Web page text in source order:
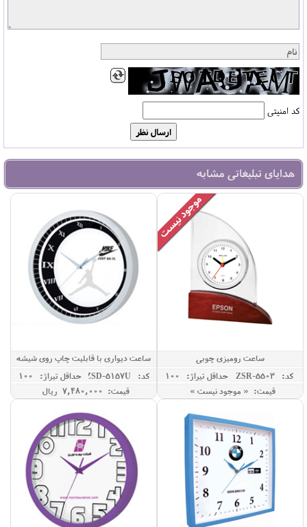
کد امنیتی
هدایای تبلیغاتی مشابه
ساعت رومیزی چوبی
کد: ZSR-5503
حداقل تيراژ: 100
قیمت: « موجود نیست »
ساعت دیواری با قابلیت چاپ روی شیشه
کد: ZSD-5157U
حداقل تيراژ: 100
قیمت: 7,480,000 ريال